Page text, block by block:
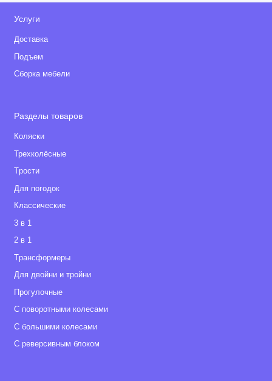
Услуги
Доставка
Подъем
Сборка мебели
Разделы товаров
Коляски
Трехколёсные
Tрости
Для погодок
Классические
3 в 1
2 в 1
Tрансформеры
Для двойни и тройни
Прогулочные
С поворотными колесами
С большими колесами
С реверсивным блоком